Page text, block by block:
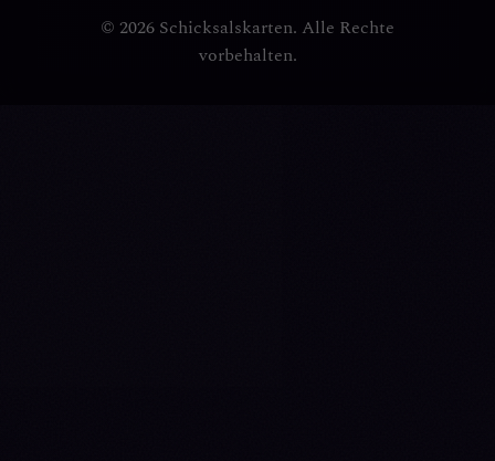
© 2026 Schicksalskarten. Alle Rechte
vorbehalten.